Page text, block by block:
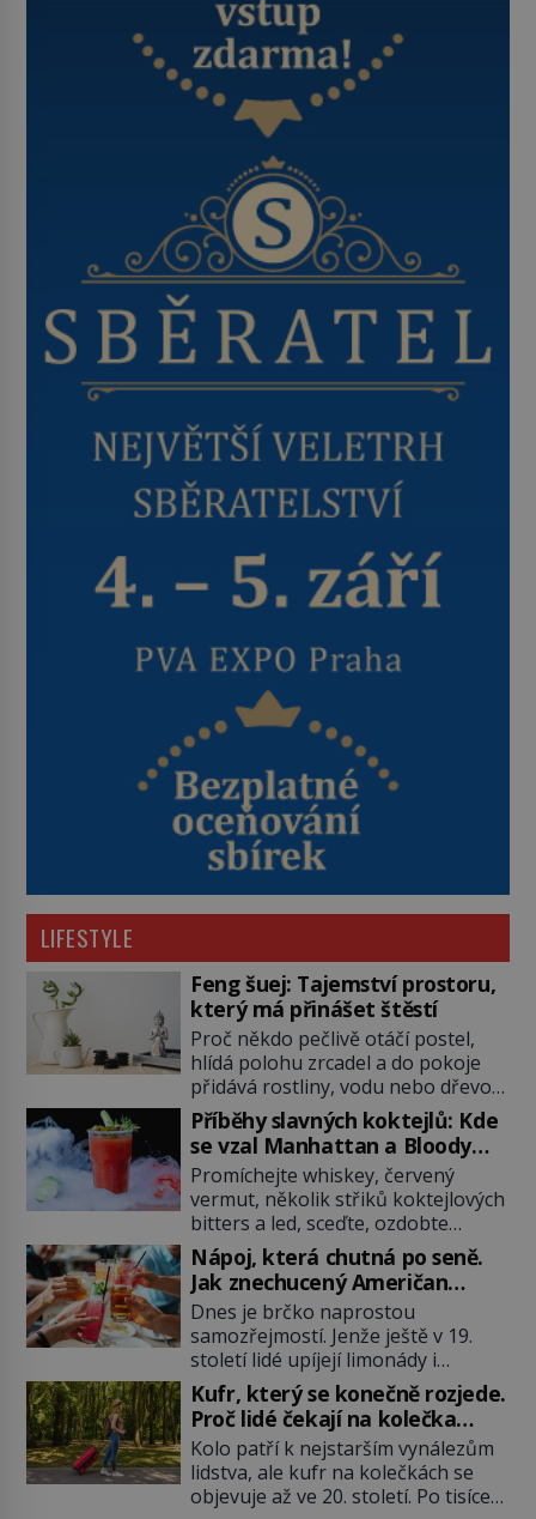
LIFESTYLE
Feng šuej: Tajemství prostoru,
který má přinášet štěstí
Proč někdo pečlivě otáčí postel,
hlídá polohu zrcadel a do pokoje
přidává rostliny, vodu nebo dřevo?
Feng šuej tvrdí, že domov není jen
soubor zdí a nábytku. Je to prostor,
kterým proudí energie čchi a jeho
uspořádání může ovlivňovat, jak se
v něm člověk cítí. Feng šuej má
kořeny ve staré Číně a jeho historie
[…]
Příběhy slavných koktejlů: Kde
se vzal Manhattan a Bloody
Mary?
Promíchejte whiskey, červený
vermut, několik střiků koktejlových
bitters a led, sceďte, ozdobte
koktejlovou třešinkou a tadá…
Manhattan je tu! A pokud to má být
skutečně on, dejte si pozor, ať
místo klasické americké rye
whiskey či klidně bourbonu
nepoužijete skotskou whisku. Co
se stane? Inu, koktejl bude stále
skvělý, ale už to nebude
Manhattan ale […]
Nápoj, která chutná po seně.
Jak znechucený Američan
vymyslel brčko
Dnes je brčko naprostou
samozřejmostí. Jenže ještě v 19.
století lidé upíjejí limonády i
koktejly dutými stébly žita nebo
žitné slámy. Fungují sice dobře,
mají ale jednu nepříjemnou
vlastnost po chvíli se rozmáčejí a
nápoji dodávají travnatou příchuť.
Právě tahle drobná nepříjemnost
Kufr, který se konečně rozjede.
Proč lidé čekají na kolečka
téměř pět tisíc let?
Kolo patří k nejstarším vynálezům
lidstva, ale kufr na kolečkách se
objevuje až ve 20. století. Po tisíce